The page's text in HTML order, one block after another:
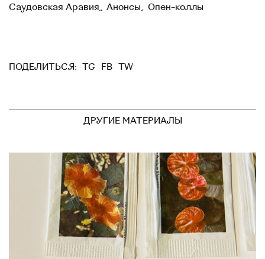
Саудовская Аравия, Анонсы, Опен-коллы
ПОДЕЛИТЬСЯ: TG FB TW
ДРУГИЕ МАТЕРИАЛЫ